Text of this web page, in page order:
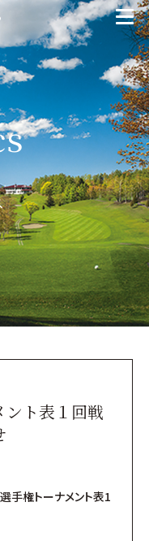
ント表１回戦
手権トーナメント表1